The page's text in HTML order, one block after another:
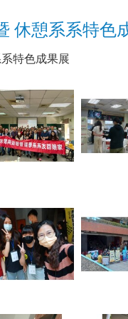
休憩系系特色
特色成果展